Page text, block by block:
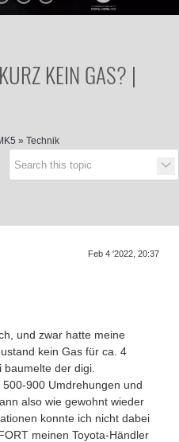
KEIN GAS? |
» Technik
Feb 4 '2022, 20:37
und zwar hatte meine
kein Gas für ca. 4
der digi.
900 Umdrehungen und
also wie gewohnt wieder
konnte ich nicht dabei
meinen Toyota-Händler